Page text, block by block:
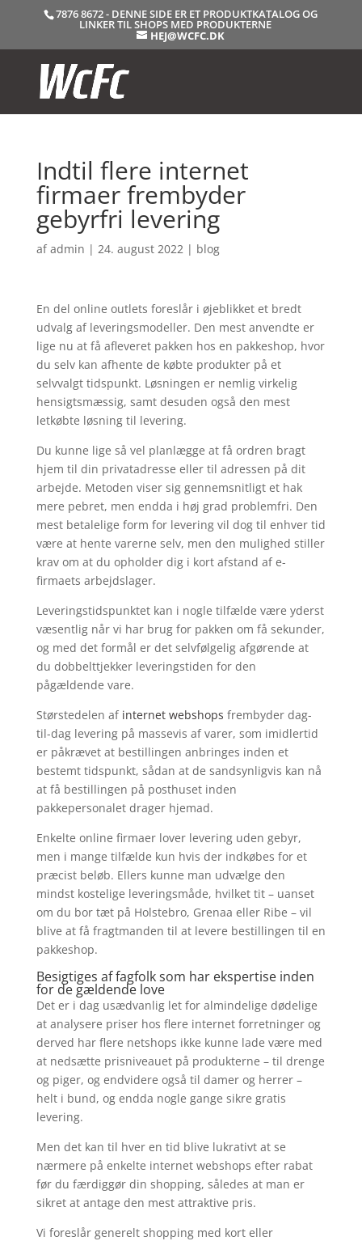
7876 8672 - DENNE SIDE ER ET PRODUKTKATALOG OG
LINKER TIL SHOPS MED PRODUKTERNE
HEJ@WCFC.DK
Indtil flere internet
firmaer frembyder
gebyrfri levering
afadmin | 24. august 2022| blog
En del online outlets foreslår i øjeblikket et bredt
udvalg af leveringsmodeller. Den mest anvendte er
lige nu at få afleveret pakken hos en pakkeshop, hvor
du selv kan afhente de købte produkter på et
selvvalgt tidspunkt. Løsningen er nemlig virkelig
hensigtsmæssig, samt desuden også den mest
letkøbte løsning til levering.
Du kunne lige så vel planlægge at få ordren bragt
hjem til din privatadresse eller til adressen på dit
arbejde. Metoden viser sig gennemsnitligt et hak
mere pebret, men endda i høj grad problemfri. Den
mest betalelige form for levering vil dog til enhver tid
være at hente varerne selv, men den mulighed stiller
krav om at du opholder dig i kort afstand af e-
firmaets arbejdslager.
Leveringstidspunktet kan i nogle tilfælde være yderst
væsentlig når vi har brug for pakken om få sekunder,
og med det formål er det selvfølgelig afgørende at
du dobbelttjekker leveringstiden for den
pågældende vare.
Størstedelen af internet webshops frembyder dag-
til-dag levering på massevis af varer, som imidlertid
er påkrævet at bestillingen anbringes inden et
bestemt tidspunkt, sådan at de sandsynligvis kan nå
at få bestillingen på posthuset inden
pakkepersonalet drager hjemad.
Enkelte online firmaer lover levering uden gebyr,
men i mange tilfælde kun hvis der indkøbes for et
præcist beløb. Ellers kunne man udvælge den
mindst kostelige leveringsmåde, hvilket tit – uanset
om du bor tæt på Holstebro, Grenaa eller Ribe – vil
blive at få fragtmanden til at levere bestillingen til en
pakkeshop.
Besigtiges af fagfolk som har ekspertise inden
for de gældende love
Det er i dag usædvanlig let for almindelige dødelige
at analysere priser hos flere internet forretninger og
derved har flere netshops ikke kunne lade være med
at nedsætte prisniveauet på produkterne – til drenge
og piger, og endvidere også til damer og herrer –
helt i bund, og endda nogle gange sikre gratis
levering.
Men det kan til hver en tid blive lukrativt at se
nærmere på enkelte internet webshops efter rabat
før du færdiggør din shopping, således at man er
sikret at antage den mest attraktive pris.
Vi foreslår generelt shopping med kort eller